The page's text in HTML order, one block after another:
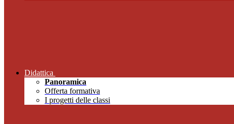
Didattica
Panoramica
Offerta formativa
I progetti delle classi